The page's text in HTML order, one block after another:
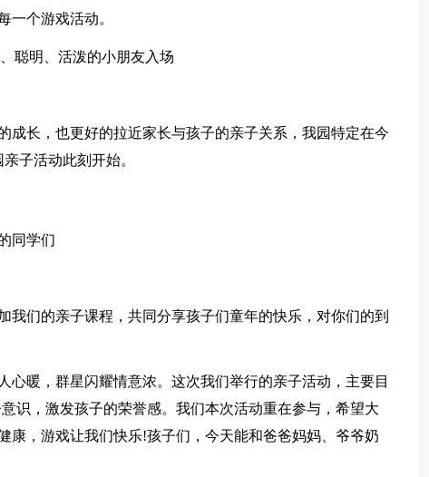
一个游戏活动。
聪明、活泼的小朋友入场
成长，也更好的拉近家长与孩子的亲子关系，我园特定在今
子活动此刻开始。
同学们
我们的亲子课程，共同分享孩子们童年的快乐，对你们的到
心暖，群星闪耀情意浓。这次我们举行的亲子活动，主要目
识，激发孩子的荣誉感。我们本次活动重在参与，希望大
康，游戏让我们快乐!孩子们，今天能和爸爸妈妈、爷爷奶